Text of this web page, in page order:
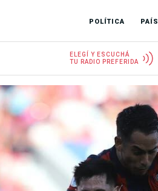
POLÍTICA PAÍS
ELEGÍ Y ESCUCHÁ
TU RADIO PREFERIDA